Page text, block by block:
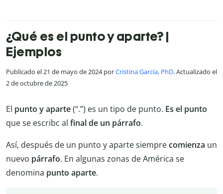
¿Qué es el punto y aparte? |
Ejemplos
Publicado el 21 de mayo de 2024 porCristina García, PhD. Actualizado el
2 de octubre de 2025
El punto y aparte(“.”) es un tipo de punto. Es el punto
que se escribc al final de un párrafo.
Así, después de un punto y aparte siemprecomienza un
nuevo párrafo. En algunas zonas de América se
denomina punto aparte.